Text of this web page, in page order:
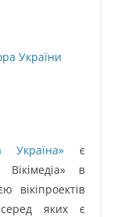
Україна» є
Вікімедіа» в
вікіпроектів
серед яких є